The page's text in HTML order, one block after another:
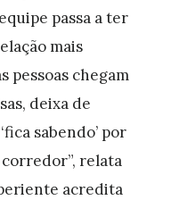
passa a ter
mais
pessoas chegam
deixa de
sabendo’ por
relata
acredita